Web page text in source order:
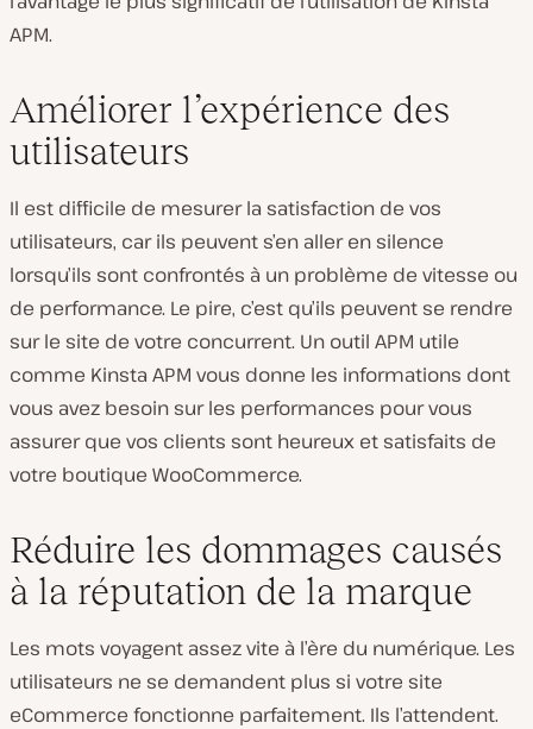
APM.
Améliorer l’expérience des
utilisateurs
Il est difficile de mesurer la satisfaction de vos
utilisateurs, car ils peuvent s’en aller en silence
lorsqu’ils sont confrontés à un problème de vitesse ou
de performance. Le pire, c’est qu’ils peuvent se rendre
sur le site de votre concurrent. Un outil APM utile
comme Kinsta APM vous donne les informations dont
vous avez besoin sur les performances pour vous
assurer que vos clients sont heureux et satisfaits de
votre boutique WooCommerce.
Réduire les dommages causés
à la réputation de la marque
Les mots voyagent assez vite à l’ère du numérique. Les
utilisateurs ne se demandent plus si votre site
eCommerce fonctionne parfaitement. Ils l’attendent.